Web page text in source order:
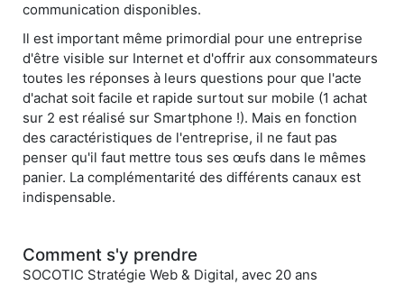
communication disponibles.
Il est important même primordial pour une entreprise
d'être visible sur Internet et d'offrir aux consommateurs
toutes les réponses à leurs questions pour que l'acte
d'achat soit facile et rapide surtout sur mobile (1 achat
sur 2 est réalisé sur Smartphone !). Mais en fonction
des caractéristiques de l'entreprise, il ne faut pas
penser qu'il faut mettre tous ses œufs dans le mêmes
panier. La complémentarité des différents canaux est
indispensable.
Comment s'y prendre
SOCOTIC Stratégie Web & Digital, avec 20 ans